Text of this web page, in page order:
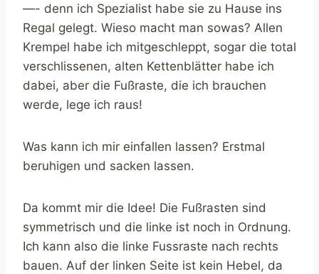
—- denn ich Spezialist habe sie zu Hause ins
Regal gelegt. Wieso macht man sowas? Allen
Krempel habe ich mitgeschleppt, sogar die total
verschlissenen, alten Kettenblätter habe ich
dabei, aber die Fußraste, die ich brauchen
werde, lege ich raus!
Was kann ich mir einfallen lassen? Erstmal
beruhigen und sacken lassen.
Da kommt mir die Idee! Die Fußrasten sind
symmetrisch und die linke ist noch in Ordnung.
Ich kann also die linke Fussraste nach rechts
bauen. Auf der linken Seite ist kein Hebel, da